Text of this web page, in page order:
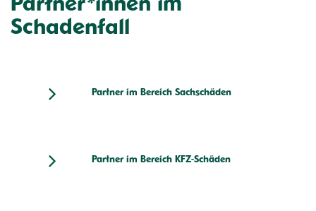
Partner*innen im
Schadenfall
Partner im Bereich Sachschäden
Partner im Bereich KFZ-Schäden